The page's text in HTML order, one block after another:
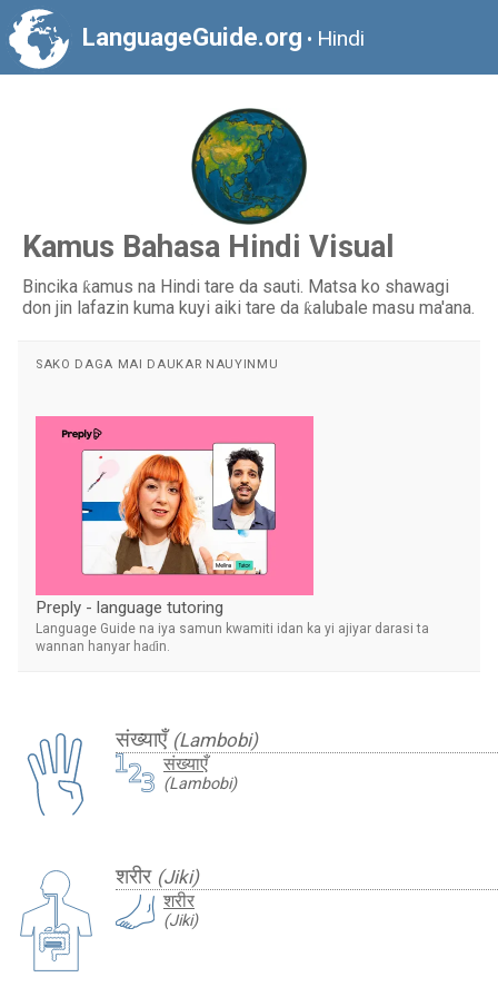
LanguageGuide.org • Hindi
Kamus Bahasa Hindi Visual
Bincika ƙamus na Hindi tare da sauti. Matsa ko shawagi
don jin lafazin kuma kuyi aiki tare da ƙalubale masu ma'ana.
संख्याएँ (Lambobi)
संख्याएँ
(Lambobi)
शरीर (Jiki)
शरीर
(Jiki)
SAKO DAGA MAI DAUKAR NAUYINMU
Preply - language tutoring
Language Guide na iya samun kwamiti idan ka yi ajiyar darasi ta
wannan hanyar haɗin.